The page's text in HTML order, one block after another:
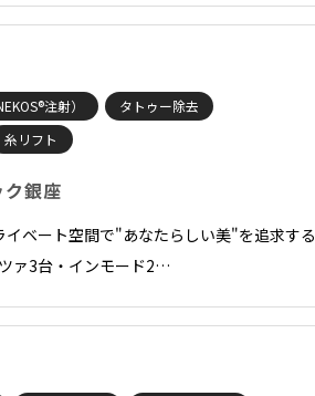
注射）
タトゥー除去
糸リフト
銀座
ベート空間で"あなたらしい美"を追求する
ァ3台・インモード2…